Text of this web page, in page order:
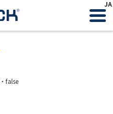
JA
false